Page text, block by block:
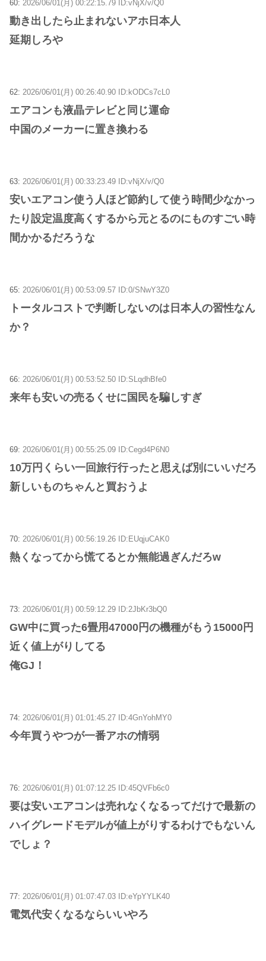
60: 2026/06/01(月) 00:22:15.79 ID:vNjX/v/Q0
動き出したら止まれないアホ日本人
延期しろや
62: 2026/06/01(月) 00:26:40.90 ID:kODCs7cL0
エアコンも液晶テレビと同じ運命
中国のメーカーに置き換わる
63: 2026/06/01(月) 00:33:23.49 ID:vNjX/v/Q0
安いエアコン使う人ほど節約して使う時間少なかっ
たり設定温度高くするから元とるのにものすごい時
間かかるだろうな
65: 2026/06/01(月) 00:53:09.57 ID:0/SNwY3Z0
トータルコストで判断しないのは日本人の習性なん
か？
66: 2026/06/01(月) 00:53:52.50 ID:SLqdhBfe0
来年も安いの売るくせに国民を騙しすぎ
69: 2026/06/01(月) 00:55:25.09 ID:Cegd4P6N0
10万円くらい一回旅行行ったと思えば別にいいだろ
新しいものちゃんと買おうよ
70: 2026/06/01(月) 00:56:19.26 ID:EUqjuCAK0
熱くなってから慌てるとか無能過ぎんだろw
73: 2026/06/01(月) 00:59:12.29 ID:2JbKr3bQ0
GW中に買った6畳用47000円の機種がもう15000円
近く値上がりしてる
俺GJ！
74: 2026/06/01(月) 01:01:45.27 ID:4GnYohMY0
今年買うやつが一番アホの情弱
76: 2026/06/01(月) 01:07:12.25 ID:45QVFb6c0
要は安いエアコンは売れなくなるってだけで最新の
ハイグレードモデルが値上がりするわけでもないん
でしょ？
77: 2026/06/01(月) 01:07:47.03 ID:eYpYYLK40
電気代安くなるならいいやろ